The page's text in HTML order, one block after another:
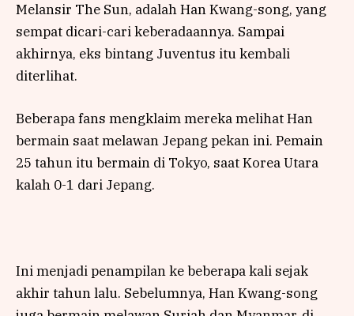
Melansir The Sun, adalah Han Kwang-song, yang
sempat dicari-cari keberadaannya. Sampai
akhirnya, eks bintang Juventus itu kembali
diterlihat.
Beberapa fans mengklaim mereka melihat Han
bermain saat melawan Jepang pekan ini. Pemain
25 tahun itu bermain di Tokyo, saat Korea Utara
kalah 0-1 dari Jepang.
Ini menjadi penampilan ke beberapa kali sejak
akhir tahun lalu. Sebelumnya, Han Kwang-song